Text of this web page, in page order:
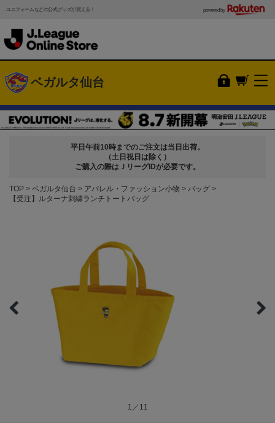
ユニフォームなどの公式グッズが買える！ powered by
ベガルタ仙台
平日午前10時までのご注文は当日出荷。
（土日祝日は除く）
ご購入の際はＪリーグIDが必要です。
TOP ベガルタ仙台 アパレル・ファッション小物
バッグ
【受注】ルターナ刺繍ランチトートバッグ
1／11